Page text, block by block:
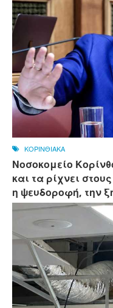
ΚΟΡΙΝΘΙΑΚΑ
Νοσοκομείο
και τα ρίχνει
η ψευδοροφή, την